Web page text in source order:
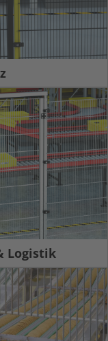
Logistik